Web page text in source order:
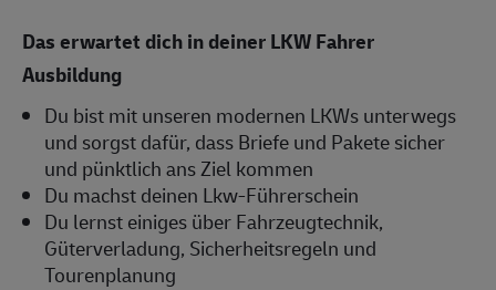
Das erwartet dich in deiner LKW Fahrer
Ausbildung
Du bist mit unseren modernen LKWs unterwegs
und sorgst dafür, dass Briefe und Pakete sicher
und pünktlich ans Ziel kommen
Du machst deinen Lkw-Führerschein
Du lernst einiges über Fahrzeugtechnik,
Güterverladung, Sicherheitsregeln und
Tourenplanung